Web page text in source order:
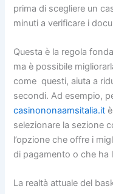
prima di scegliere un
minuti a verificare i
Questa è la regola
ma è possibile
come questi, aiuta a
secondi. Ad esempio,
casinononaamsitalia.it
selezionare la sezione
l’opzione che offre i
di pagamento o che ha
La realtà attuale del